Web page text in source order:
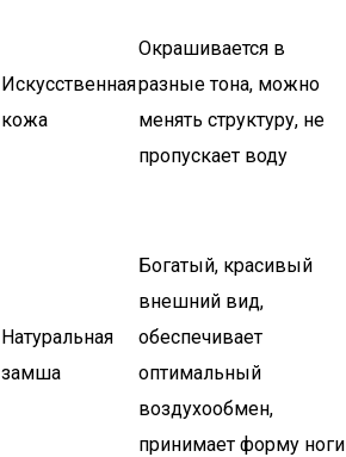
Искусственная
кожа
Окрашивается в
разные тона, можно
менять структуру, не
пропускает воду
Натуральная
замша
Богатый, красивый
внешний вид,
обеспечивает
оптимальный
воздухообмен,
принимает форму ноги